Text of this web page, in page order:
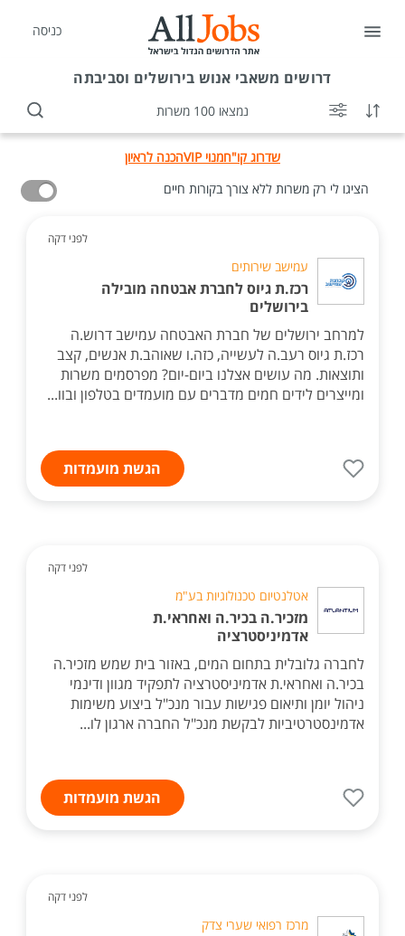
כניסה
דרושים משאבי אנוש בירושלים וסביבתה
נמצאו 100 משרות
שדרוג קו"חמנוי VIP
הכנה לראיון
הציגו לי רק משרות ללא צורך בקורות חיים
לפני דקה
עמישב שירותים
רכז.ת גיוס לחברת אבטחה מובילה
בירושלים
למרחב ירושלים של חברת האבטחה עמישב דרוש.ה
רכז.ת גיוס רעב.ה לעשייה, כזה.ו שאוהב.ת אנשים, קצב
ותוצאות. מה עושים אצלנו ביום-יום? מפרסמים משרות
ומייצרים לידים חמים מדברים עם מועמדים בטלפון ובוו...
הגשת מועמדות
לפני דקה
אטלנטיום טכנולוגיות בע"מ
מזכיר.ה בכיר.ה ואחראי.ת
אדמיניסטרציה
לחברה גלובלית בתחום המים, באזור בית שמש מזכיר.ה
בכיר.ה ואחראי.ת אדמיניסטרציה לתפקיד מגוון ודינמי
ניהול יומן ותיאום פגישות עבור מנכ"ל ביצוע משימות
אדמינסטרטיביות לבקשת מנכ"ל החברה ארגון לו...
הגשת מועמדות
לפני דקה
מרכז רפואי שערי צדק